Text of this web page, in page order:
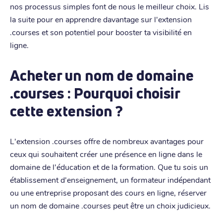
nos processus simples font de nous le meilleur choix. Lis
la suite pour en apprendre davantage sur l'extension
.courses et son potentiel pour booster ta visibilité en
ligne.
Acheter un nom de domaine
.courses : Pourquoi choisir
cette extension ?
L'extension .courses offre de nombreux avantages pour
ceux qui souhaitent créer une présence en ligne dans le
domaine de l'éducation et de la formation. Que tu sois un
établissement d'enseignement, un formateur indépendant
ou une entreprise proposant des cours en ligne, réserver
un nom de domaine .courses peut être un choix judicieux.